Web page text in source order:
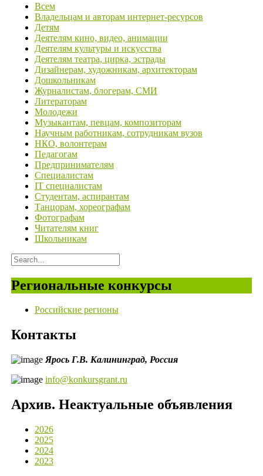
Всем
Владельцам и авторам интернет-ресурсов
Детям
Деятелям кино, видео, анимации
Деятелям культуры и искусства
Деятелям театра, цирка, эстрады
Дизайнерам, художникам, архитекторам
Дошкольникам
Журналистам, блогерам, СМИ
Литераторам
Молодежи
Музыкантам, певцам, композиторам
Научным работникам, сотрудникам вузов
НКО, волонтерам
Педагогам
Предпринимателям
Специалистам
IT специалистам
Студентам, аспирантам
Танцорам, хореографам
Фотографам
Читателям книг
Школьникам
Региональные конкурсы
Российские регионы
Контакты
Ярось Г.В. Калининград, Россия
info@konkursgrant.ru
Архив. Неактуальные объявления
2026
2025
2024
2023